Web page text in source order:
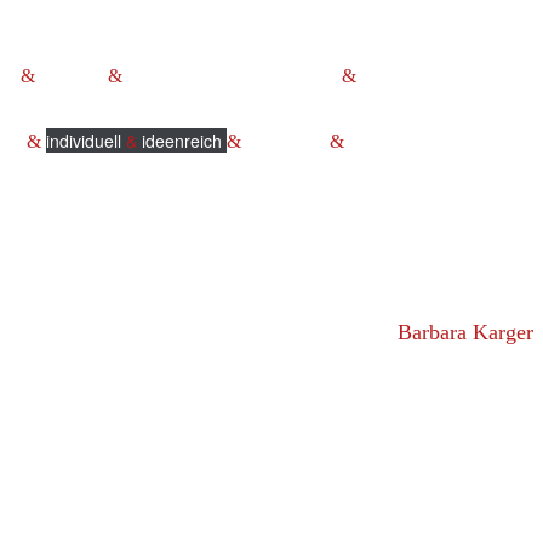
& & &
& individuell & ideenreich &
&
Barbara Karger